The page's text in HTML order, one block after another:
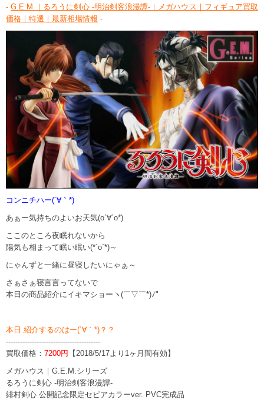
-G.E.M.｜るろうに剣心 -明治剣客浪漫譚-｜メガハウス｜フィギュア買取
価格｜特選｜最新相場情報 -
コンニチハー(´∀｀*)
あぁー気持ちのよいお天気(o`∀´o*)
ここのところ夜眠れないから
陽気も相まって眠い眠い(*´o`*)～
にゃんずと一緒に昼寝したいにゃぁ～
さぁさぁ寝言言ってないで
本日の商品紹介にイキマショーヽ(￣▽￣*)ﾉ"
本日 紹介するのはー(´∀｀*)？？
----------------------------------------
買取価格： 7200円 【2018/5/17より1ヶ月間有効】
メガハウス｜G.E.M.シリーズ
るろうに剣心 -明治剣客浪漫譚-
緋村剣心 公開記念限定セピアカラーver. PVC完成品